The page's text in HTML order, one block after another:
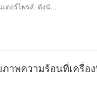
ตอร์ไพรส์. ดังนั...
าพความร้อนที่เครื่อ